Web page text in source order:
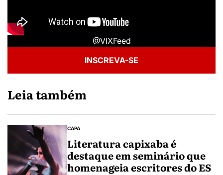
@VIXFeed
INSCREVA-SE
Leia também
CAPA
Literatura capixaba é
destaque em seminário que
homenageia escritores do ES